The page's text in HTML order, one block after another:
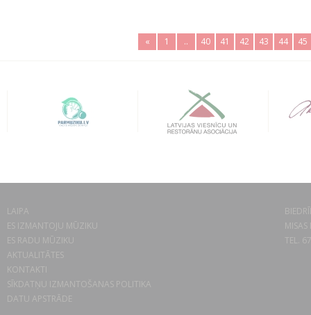
« 1 .. 40 41 42 43 44 45
LAIPA
ES IZMANTOJU MŪZIKU
ES RADU MŪZIKU
AKTUALITĀTES
KONTAKTI
SĪKDATŅU IZMANTOŠANAS POLITIKA
DATU APSTRĀDE
TEL.